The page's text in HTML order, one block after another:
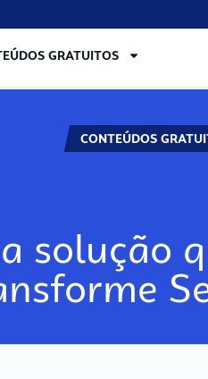
GRATUITOS
CONTEÚDOS
solução